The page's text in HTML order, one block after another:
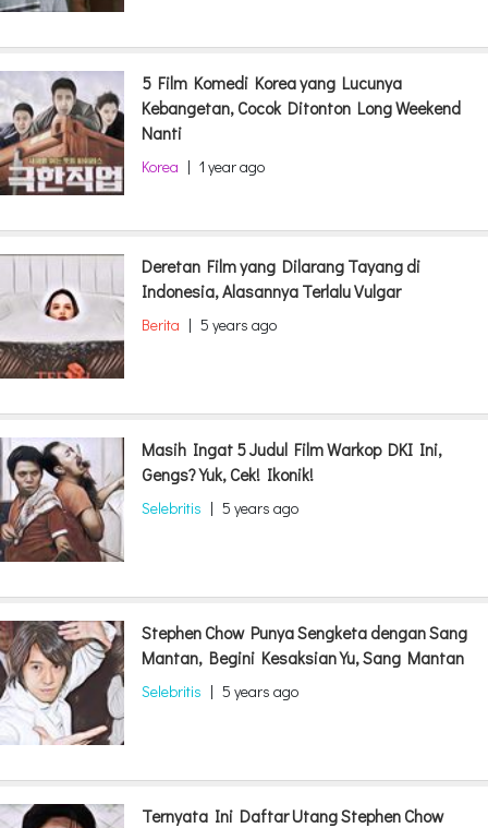
5 Film Komedi Korea yang Lucunya
Kebangetan, Cocok Ditonton Long Weekend
Nanti
Korea | 1 year ago
Deretan Film yang Dilarang Tayang di
Indonesia, Alasannya Terlalu Vulgar
Berita | 5 years ago
Masih Ingat 5 Judul Film Warkop DKI Ini,
Gengs? Yuk, Cek! Ikonik!
Selebritis | 5 years ago
Stephen Chow Punya Sengketa dengan Sang
Mantan, Begini Kesaksian Yu, Sang Mantan
Selebritis | 5 years ago
Ternyata Ini Daftar Utang Stephen Chow